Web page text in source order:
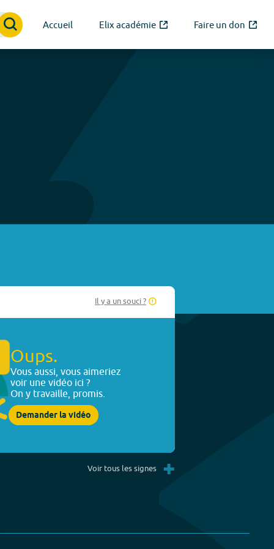
Accueil Elix académie Faire un don
Il y a un souci ?
Oups.
Vous aussi, vous aimeriez
voir une vidéo ici ?
On y travaille, promis.
Demander la vidéo
Voir tous les signes +